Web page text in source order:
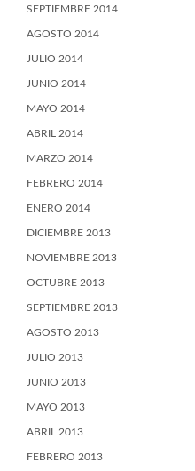
SEPTIEMBRE 2014
AGOSTO 2014
JULIO 2014
JUNIO 2014
MAYO 2014
ABRIL 2014
MARZO 2014
FEBRERO 2014
ENERO 2014
DICIEMBRE 2013
NOVIEMBRE 2013
OCTUBRE 2013
SEPTIEMBRE 2013
AGOSTO 2013
JULIO 2013
JUNIO 2013
MAYO 2013
ABRIL 2013
FEBRERO 2013